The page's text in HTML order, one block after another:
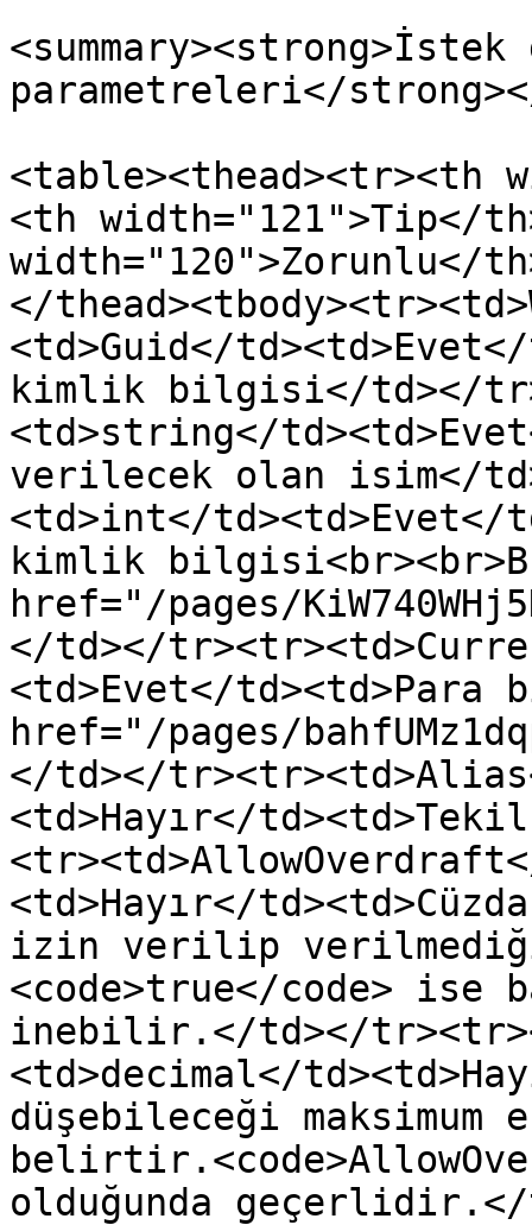
<summary><strong>İstek
parametreleri</strong></
<table><thead><tr><th
<th width="121">Tip</
width="120">Zorunlu</
</
<td>Guid</
kimlik bilgisi</td></
<td>string</
verilecek olan isim</
<td>int</td><td>Evet</
kimlik
href="/pages/
</td></
<td>Evet</td><td>Para
href="/pages/
</td></
<td>Hayır</
<td>Hayır</
izin verilip
<code>true</code> ise
inebilir.</td></
<td>decimal</
düşebileceği
olduğunda